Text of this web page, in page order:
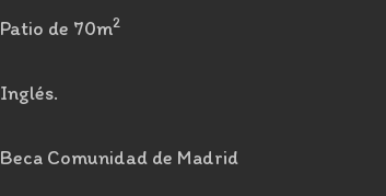
Patio de 70m2
Inglés.
Beca Comunidad de Madrid